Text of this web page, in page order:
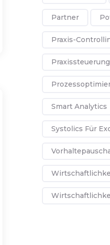
Partner
Praxis-
Praxissteuerung
Smart Analytics
Systolics Für